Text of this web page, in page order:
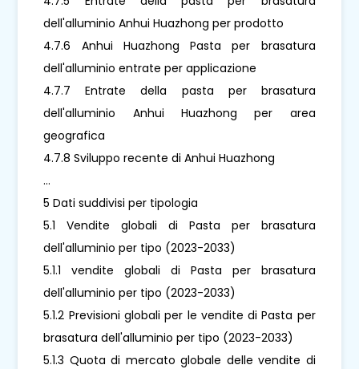
dell'alluminio Anhui Huazhong per prodotto
4.7.6 Anhui Huazhong Pasta per brasatura
dell'alluminio entrate per applicazione
4.7.7 Entrate della pasta per brasatura
dell'alluminio Anhui Huazhong per area
geografica
4.7.8 Sviluppo recente di Anhui Huazhong
...
5 Dati suddivisi per tipologia
5.1 Vendite globali di Pasta per brasatura
dell'alluminio per tipo (2023-2033)
5.1.1 vendite globali di Pasta per brasatura
dell'alluminio per tipo (2023-2033)
5.1.2 Previsioni globali per le vendite di Pasta per
brasatura dell'alluminio per tipo (2023-2033)
5.1.3 Quota di mercato globale delle vendite di